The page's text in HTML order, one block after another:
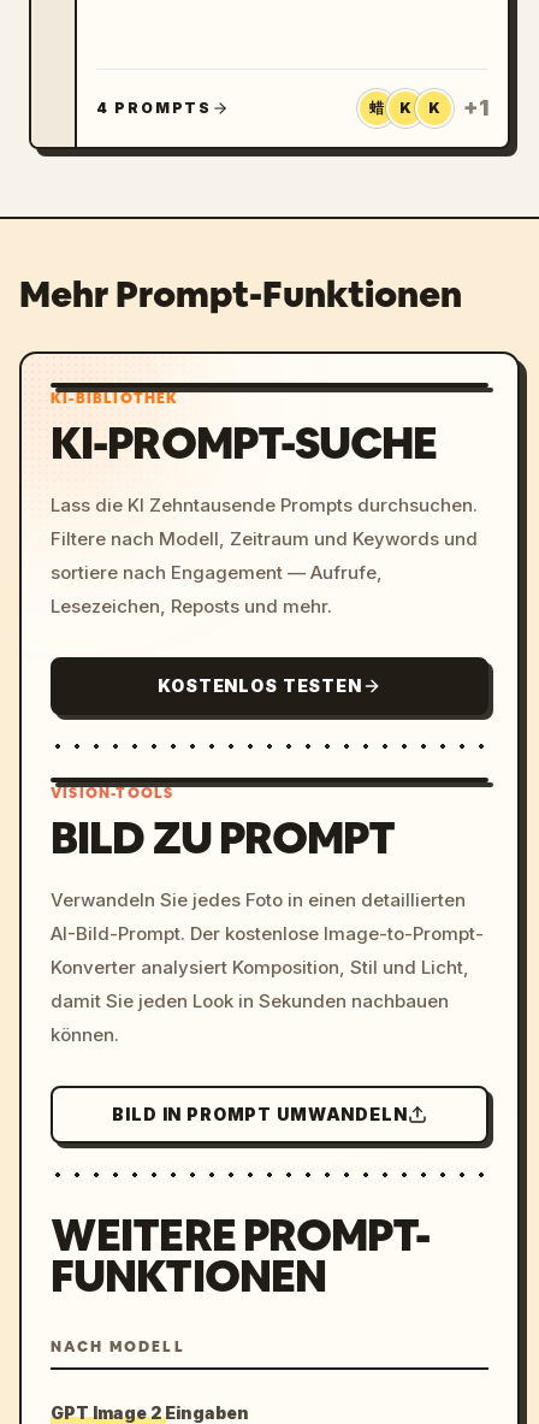
tauglichen Urlaubscollagen und Workflows
zur Bearbeitung hochgeladener Selfies.
4 PROMPTS 蜡 K K +1
Mehr Prompt-Funktionen
KI-BIBLIOTHEK
KI-PROMPT-SUCHE
Lass die KI Zehntausende Prompts durchsuchen.
Filtere nach Modell, Zeitraum und Keywords und
sortiere nach Engagement — Aufrufe,
Lesezeichen, Reposts und mehr.
KOSTENLOS TESTEN
c, cyberpunk sunset, neon
colors, 8k --v 6.0
VISION-TOOLS
BILD ZU PROMPT
Verwandeln Sie jedes Foto in einen detaillierten
AI-Bild-Prompt. Der kostenlose Image-to-Prompt-
Konverter analysiert Komposition, Stil und Licht,
damit Sie jeden Look in Sekunden nachbauen
können.
BILD IN PROMPT UMWANDELN
WEITERE PROMPT-
FUNKTIONEN
NACH MODELL
GPT Image 2 Eingaben